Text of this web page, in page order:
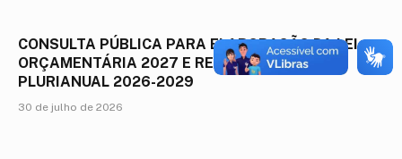
CONSULTA PÚBLICA PARA ELABORAÇÃO DA LEI
ORÇAMENTÁRIA 2027 E REVISÃO DO PLANO
PLURIANUAL 2026-2029
30 de julho de 2026